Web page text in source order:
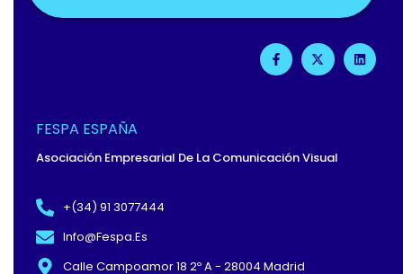
F
A
C
F
X
-
T
L
I
N
FESPA ESPAÑA
Asociación Empresarial De La Comunicación Visual
+(34) 91 3077444
Info@fespa.es
Calle Campoamor 18 2º A - 28004 Madrid